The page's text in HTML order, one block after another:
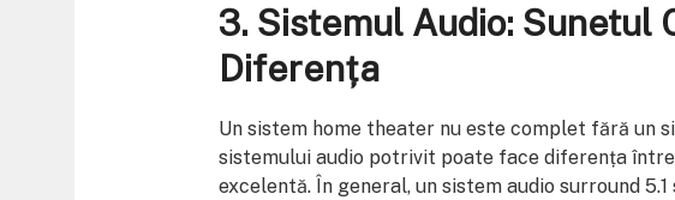
3. Sistemul Audio: Sunetul
Diferența
Un sistem home theater nu este complet fără un
sistemului audio potrivit poate face diferența
excelentă. În general, un sistem audio surround